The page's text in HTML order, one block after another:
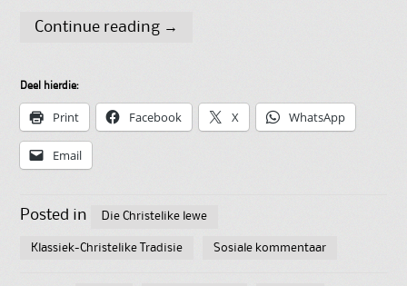
Continue reading →
Deel hierdie:
Print Facebook X WhatsApp
Email
Posted in Die Christelike lewe
Klassiek-Christelike Tradisie Sosiale kommentaar